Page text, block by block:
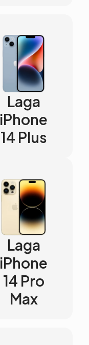
Laga
iPhone
14 Plus
Laga
iPhone
14 Pro
Max